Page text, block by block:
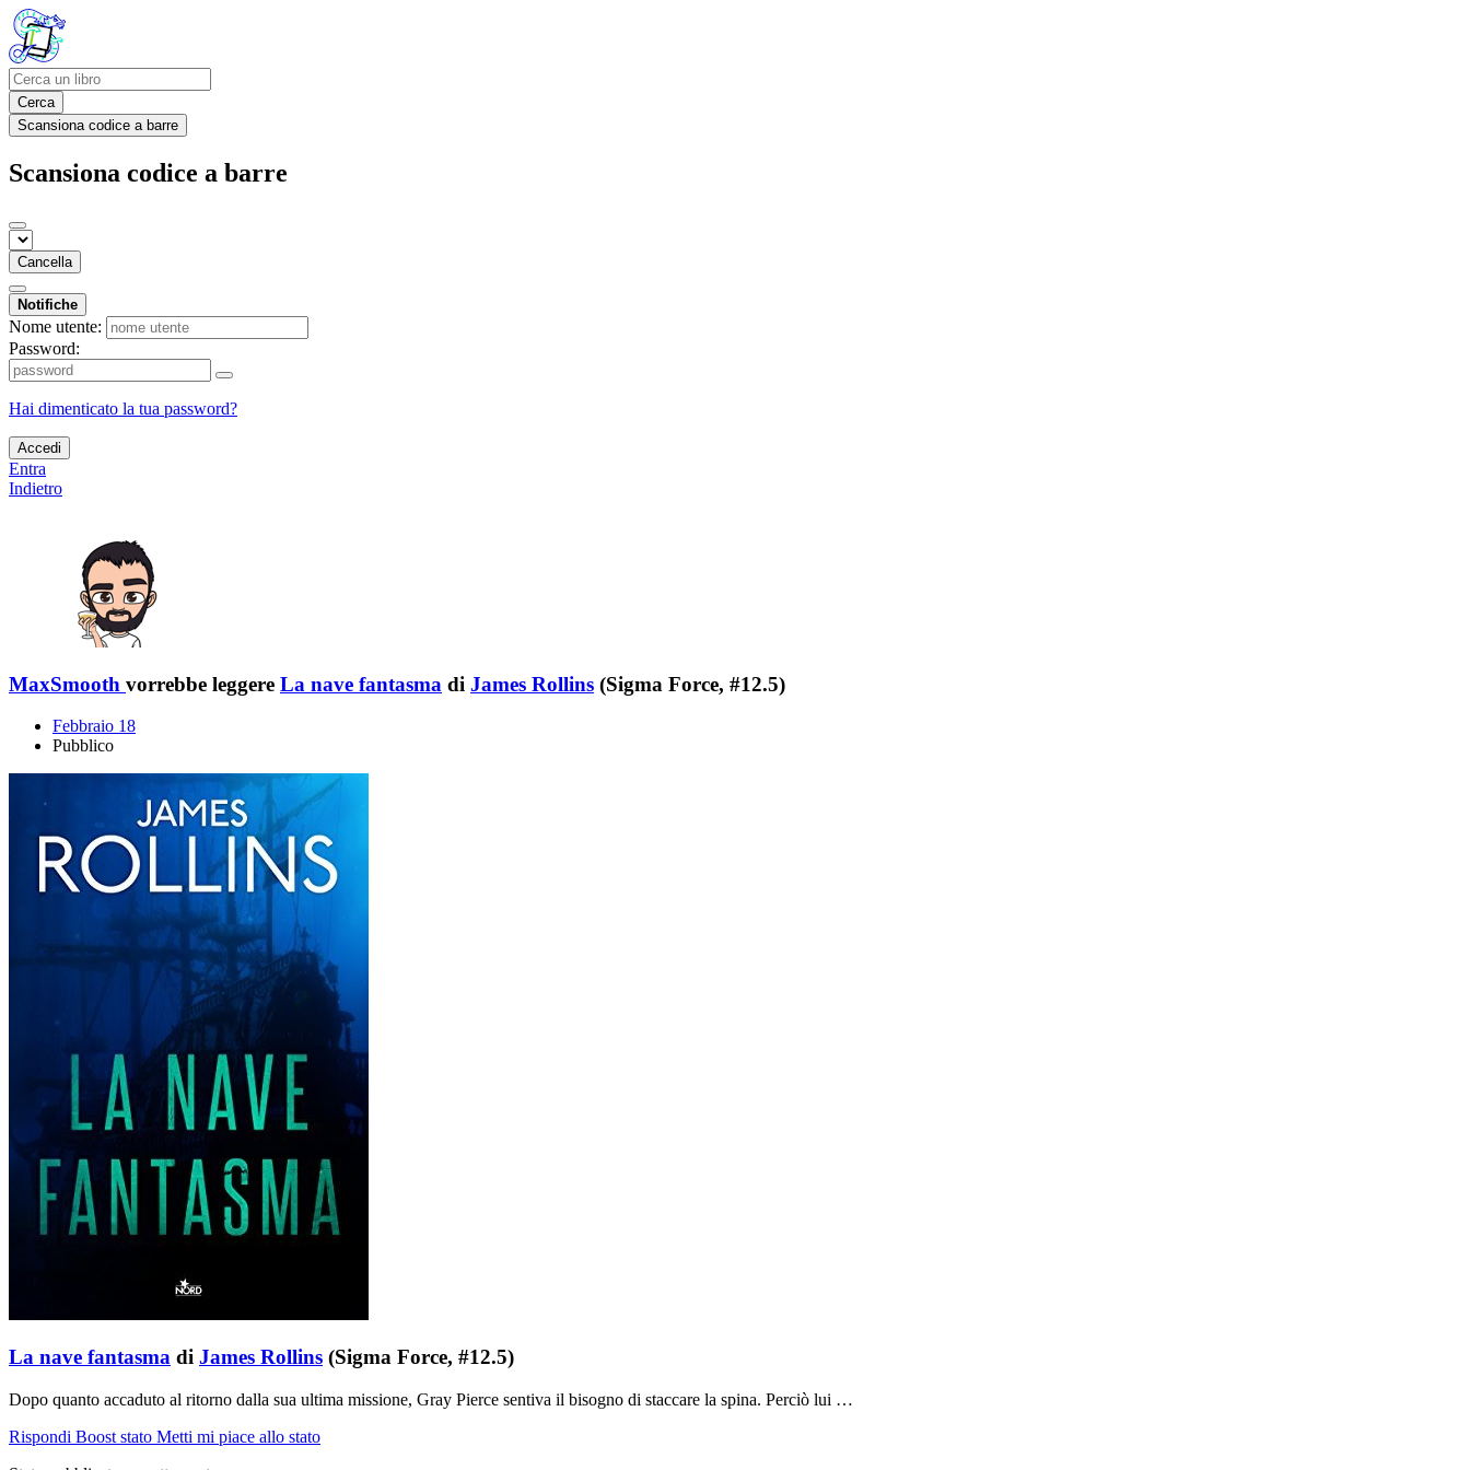
Cerca
Scansiona codice a barre
Scansiona codice a barre
Cancella
Notifiche
Nome utente:
Password:
Hai dimenticato la tua password?
Accedi
Entra
Indietro
MaxSmooth vorrebbe leggere La nave fantasma di James Rollins (Sigma Force, #12.5)
Febbraio 18
Pubblico
La nave fantasma di James Rollins (Sigma Force, #12.5)
Dopo quanto accaduto al ritorno dalla sua ultima missione, Gray Pierce sentiva il bisogno di staccare la spina. Perciò lui …
Rispondi Boost stato Metti mi piace allo stato